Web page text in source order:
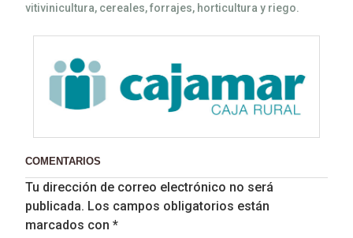
vitivinicultura, cereales, forrajes, horticultura y riego.
COMENTARIOS
Tu dirección de correo electrónico no será
publicada. Los campos obligatorios están
marcados con *